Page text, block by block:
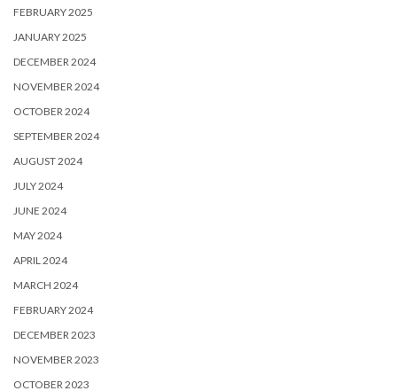
FEBRUARY 2025
JANUARY 2025
DECEMBER 2024
NOVEMBER 2024
OCTOBER 2024
SEPTEMBER 2024
AUGUST 2024
JULY 2024
JUNE 2024
MAY 2024
APRIL 2024
MARCH 2024
FEBRUARY 2024
DECEMBER 2023
NOVEMBER 2023
OCTOBER 2023